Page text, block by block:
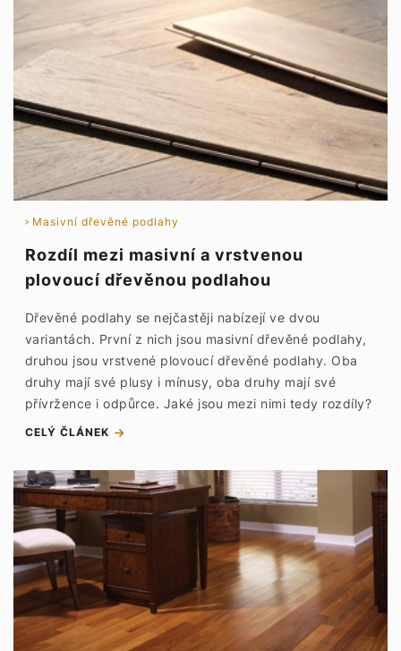
Masivní dřevěné podlahy
Rozdíl mezi masivní a vrstvenou
plovoucí dřevěnou podlahou
Dřevěné podlahy se nejčastěji nabízejí ve dvou
variantách. První z nich jsou masivní dřevěné podlahy,
druhou jsou vrstvené plovoucí dřevěné podlahy. Oba
druhy mají své plusy i mínusy, oba druhy mají své
přívržence i odpůrce. Jaké jsou mezi nimi tedy rozdíly?
CELÝ ČLÁNEK